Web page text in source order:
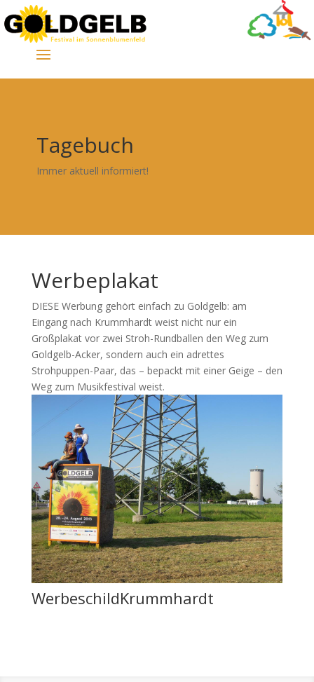
Tagebuch
Immer aktuell informiert!
Werbeplakat
DIESE Werbung gehört einfach zu Goldgelb: am
Eingang nach Krummhardt weist nicht nur ein
Großplakat vor zwei Stroh-Rundballen den Weg zum
Goldgelb-Acker, sondern auch ein adrettes
Strohpuppen-Paar, das – bepackt mit einer Geige – den
Weg zum Musikfestival weist.
WerbeschildKrummhardt